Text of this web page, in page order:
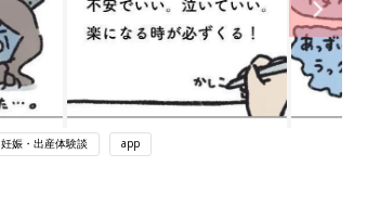
妊娠・出産体験談 app